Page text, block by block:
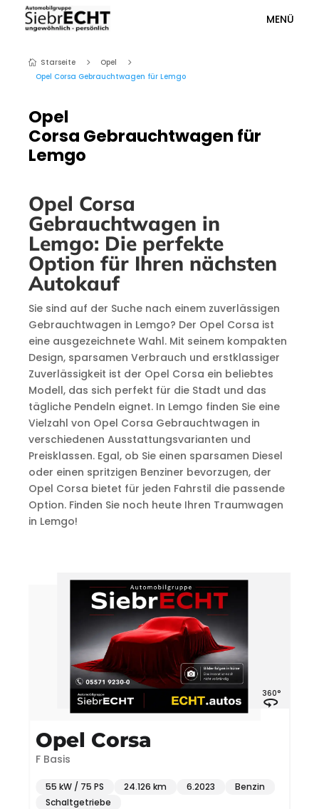
MENÜ
 Starseite 5 Opel
5
Opel Corsa Gebrauchtwagen für Lemgo
Opel
Corsa Gebrauchtwagen für
Lemgo
Opel Corsa
Gebrauchtwagen in
Lemgo: Die perfekte
Option für Ihren nächsten
Autokauf
Sie sind auf der Suche nach einem zuverlässigen
Gebrauchtwagen in Lemgo? Der Opel Corsa ist
eine ausgezeichnete Wahl. Mit seinem kompakten
Design, sparsamen Verbrauch und erstklassiger
Zuverlässigkeit ist der Opel Corsa ein beliebtes
Modell, das sich perfekt für die Stadt und das
tägliche Pendeln eignet. In Lemgo finden Sie eine
Vielzahl von Opel Corsa Gebrauchtwagen in
verschiedenen Ausstattungsvarianten und
Preisklassen. Egal, ob Sie einen sparsamen Diesel
oder einen spritzigen Benziner bevorzugen, der
Opel Corsa bietet für jeden Fahrstil die passende
Option. Finden Sie noch heute Ihren Traumwagen
in Lemgo!
360°
Opel Corsa
F Basis
55 kW / 75 PS 24.126 km 6.2023
Benzin
Schaltgetriebe